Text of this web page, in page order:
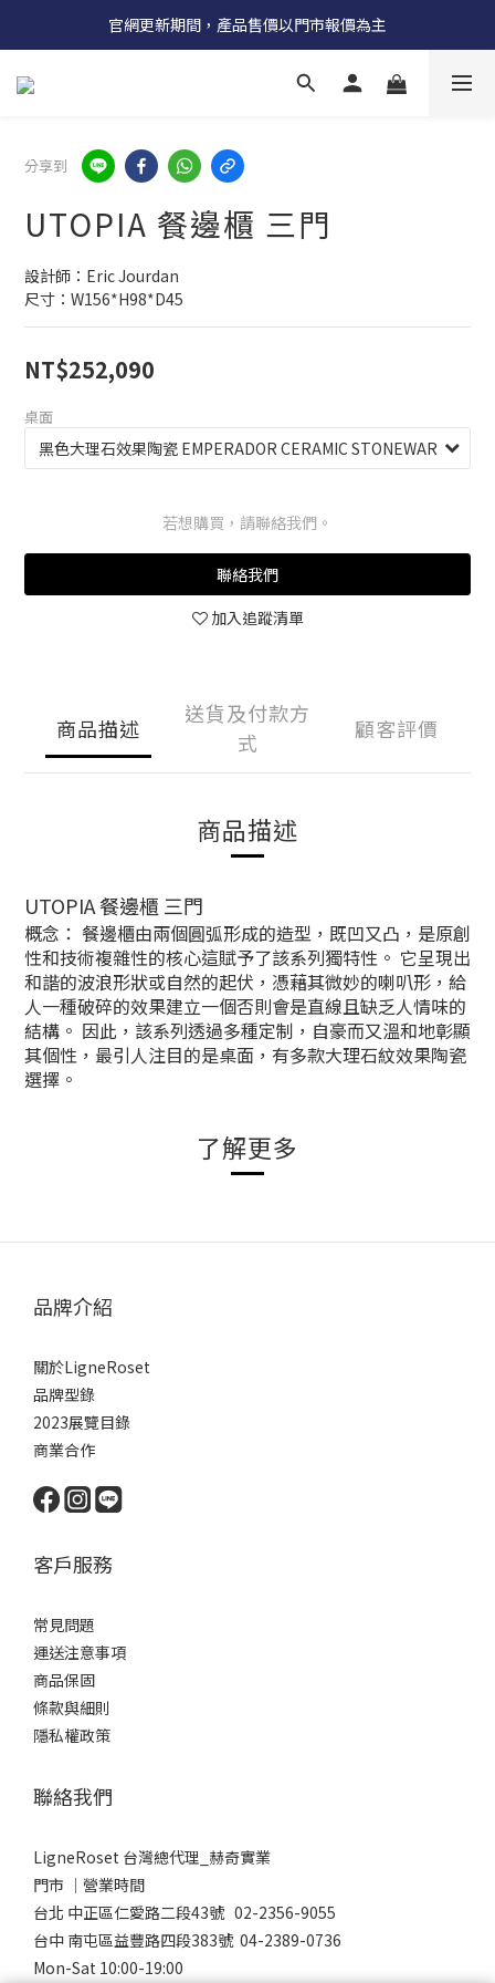
受國際原物料價格上漲，法國自 5/18 起全系列產品調漲 3%
官網更新期間，產品售價以門市報價為主
受國際原物料價格上漲，法國自 5/18 起全系列產品調漲 3%
分享到
UTOPIA 餐邊櫃 三門
設計師：Eric Jourdan
尺寸：W156*H98*D45
NT$252,090
桌面
若想購買，請聯絡我們。
聯絡我們
加入追蹤清單
商品描述
送貨及付款方
式
顧客評價
商品描述
UTOPIA 餐邊櫃 三門
概念： 餐邊櫃由兩個圓弧形成的造型，既凹又凸，是原創
性和技術複雜性的核心這賦予了該系列獨特性。 它呈現出
和諧的波浪形狀或自然的起伏，憑藉其微妙的喇叭形，給
人一種破碎的效果建立一個否則會是直線且缺乏人情味的
結構。 因此，該系列透過多種定制，自豪而又溫和地彰顯
其個性， 最引人注目的是桌面，有多款大理石紋效果陶瓷
選擇。
了解更多
品牌介紹
關於LigneRoset
品牌型錄
2023展覽目錄
商業合作
客戶服務
常見問題
運送注意事項
商品保固
條款與細則
隱私權政策
聯絡我們
LigneRoset 台灣總代理_赫奇實業
門市 │營業時間
台北 中正區仁愛路二段43號 02-2356-9055
台中 南屯區益豐路四段383號 04-2389-0736
Mon-Sat 10:00-19:00